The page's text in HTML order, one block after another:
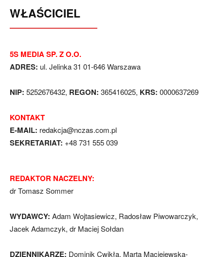
WŁAŚCICIEL
5S MEDIA SP. Z O.O.
ADRES: ul. Jelinka 31 01-646 Warszawa
NIP: 5252676432, REGON: 365416025, KRS: 0000637269
KONTAKT
E-MAIL: redakcja@nczas.com.pl
SEKRETARIAT: +48 731 555 039
REDAKTOR NACZELNY:
dr Tomasz Sommer
WYDAWCY: Adam Wojtasiewicz, Radosław Piwowarczyk,
Jacek Adamczyk, dr Maciej Sołdan
DZIENNIKARZE: Dominik Cwikła, Marta Maciejewska-